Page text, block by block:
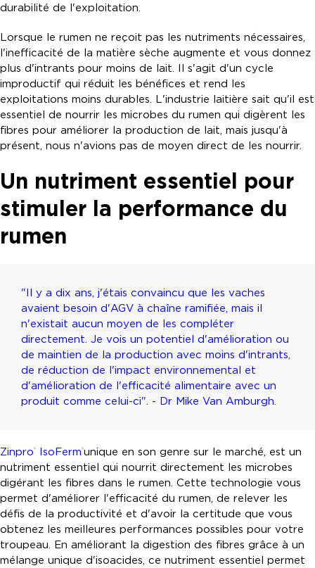
durabilité de l'exploitation.
Lorsque le rumen ne reçoit pas les nutriments nécessaires,
l'inefficacité de la matière sèche augmente et vous donnez
plus d'intrants pour moins de lait. Il s'agit d'un cycle
improductif qui réduit les bénéfices et rend les
exploitations moins durables. L'industrie laitière sait qu'il est
essentiel de nourrir les microbes du rumen qui digèrent les
fibres pour améliorer la production de lait, mais jusqu'à
présent, nous n'avions pas de moyen direct de les nourrir.
Un nutriment essentiel pour
stimuler la performance du
rumen
"Il y a dix ans, j'étais convaincu que les vaches
avaient besoin d'AGV à chaîne ramifiée, mais il
n'existait aucun moyen de les compléter
directement. Je vois un potentiel d'amélioration ou
de maintien de la production avec moins d'intrants,
de réduction de l'impact environnemental et
d'amélioration de l'efficacité alimentaire avec un
produit comme celui-ci". - Dr Mike Van Amburgh.
Zinpro® IsoFerm®unique en son genre sur le marché, est un
nutriment essentiel qui nourrit directement les microbes
digérant les fibres dans le rumen. Cette technologie vous
permet d'améliorer l'efficacité du rumen, de relever les
défis de la productivité et d'avoir la certitude que vous
obtenez les meilleures performances possibles pour votre
troupeau. En améliorant la digestion des fibres grâce à un
mélange unique d'isoacides, ce nutriment essentiel permet